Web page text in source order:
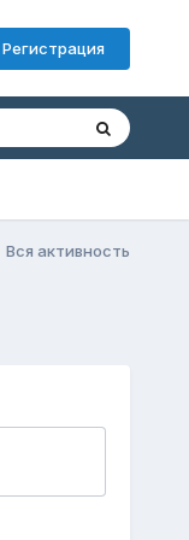
Регистрация
Вся активность